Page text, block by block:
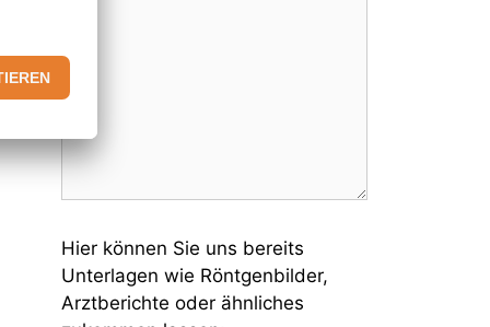
Hier können Sie uns bereits
Unterlagen wie Röntgenbilder,
Arztberichte oder ähnliches